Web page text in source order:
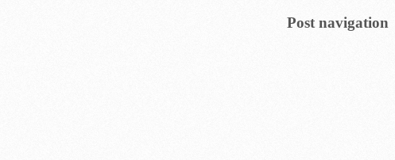
Post navigation